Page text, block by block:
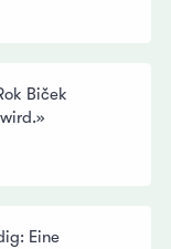
Biček
Eine